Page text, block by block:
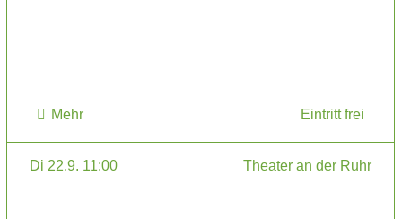
Mehr Eintritt frei
Di 22.9. 11:00 Theater an der Ruhr